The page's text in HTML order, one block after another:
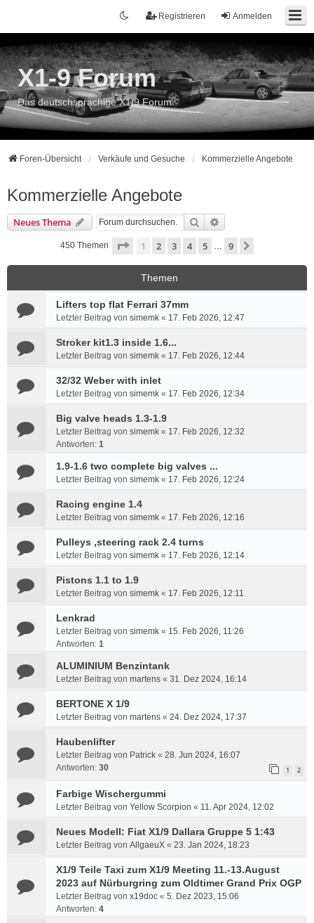
Anmelden
Registrieren
X1-9 Forum
Das deutschsprachige X1/9 Forum
Foren-Übersicht Verkäufe und Gesuche Kommerzielle Angebote
Kommerzielle Angebote
Neues Thema Suche
450 Themen Seite 1von
1 2 3 4 5 … 9
Themen
Lifters top flat Ferrari 37mm
Letzter Beitrag von simemk « 17. Feb 2026, 12:47
Stroker kit1.3 inside 1.6...
Letzter Beitrag von simemk « 17. Feb 2026, 12:44
32/32 Weber with inlet
Letzter Beitrag von simemk « 17. Feb 2026, 12:34
Big valve heads 1.3-1.9
Letzter Beitrag von simemk « 17. Feb 2026, 12:32
Antworten: 1
1.9-1.6 two complete big valves ...
Letzter Beitrag von simemk « 17. Feb 2026, 12:24
Racing engine 1.4
Letzter Beitrag von simemk « 17. Feb 2026, 12:16
Pulleys ,steering rack 2.4 turns
Letzter Beitrag von simemk « 17. Feb 2026, 12:14
Pistons 1.1 to 1.9
Letzter Beitrag von simemk « 17. Feb 2026, 12:11
Lenkrad
Letzter Beitrag von simemk « 15. Feb 2026, 11:26
Antworten: 1
ALUMINIUM Benzintank
Letzter Beitrag von martens « 31. Dez 2024, 16:14
BERTONE X 1/9
Letzter Beitrag von martens « 24. Dez 2024, 17:37
Haubenlifter
Letzter Beitrag von Patrick « 28. Jun 2024, 16:07
Antworten: 30 1 2
Farbige Wischergummi
Letzter Beitrag von Yellow Scorpion « 11. Apr 2024, 12:02
Neues Modell: Fiat X1/9 Dallara Gruppe 5 1:43
Letzter Beitrag von AllgaeuX « 23. Jan 2024, 18:23
X1/9 Teile Taxi zum X1/9 Meeting 11.-13.August
2023 auf Nürburgring zum Oldtimer Grand Prix OGP
Letzter Beitrag von x19doc « 5. Dez 2023, 15:06
Antworten: 4